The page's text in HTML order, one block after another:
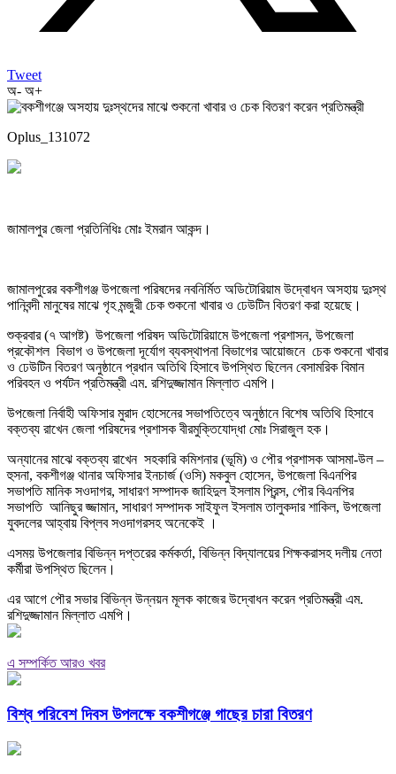
Tweet
অ- অ+
Oplus_131072
জামালপুর জেলা প্রতিনিধিঃ মোঃ ইমরান আকন্দ।
জামালপুরের বকশীগঞ্জ উপজেলা পরিষদের নবনির্মিত অডিটোরিয়াম উদ্বোধন অসহায় দুঃস্থ
পানিবন্দী মানুষের মাঝে গৃহ মন্জুরী চেক শুকনো খাবার ও ঢেউটিন বিতরণ করা হয়েছে।
শুক্রবার (৭ আগষ্ট) উপজেলা পরিষদ অডিটোরিয়ামে উপজেলা প্রশাসন, উপজেলা
প্রকৌশল বিভাগ ও উপজেলা দূর্যোগ ব্যবস্থাপনা বিভাগের আয়োজনে চেক শুকনো খাবার
ও ঢেউটিন বিতরণ অনুষ্ঠানে প্রধান অতিথি হিসাবে উপস্থিত ছিলেন বেসামরিক বিমান
পরিবহন ও পর্যটন প্রতিমন্ত্রী এম. রশিদুজ্জামান মিল্লাত এমপি।
উপজেলা নির্বাহী অফিসার মুরাদ হোসেনের সভাপতিত্বে অনুষ্ঠানে বিশেষ অতিথি হিসাবে
বক্তব্য রাখেন জেলা পরিষদের প্রশাসক বীরমুক্তিযোদ্ধা মোঃ সিরাজুল হক।
অন্যানের মাঝে বক্তব্য রাখেন সহকারি কমিশনার (ভূমি) ও পৌর প্রশাসক আসমা-উল –
হুসনা, বকশীগঞ্জ থানার অফিসার ইনচার্জ (ওসি) মকবুল হোসেন, উপজেলা বিএনপির
সভাপতি মানিক সওদাগর, সাধারণ সম্পাদক জাহিদুল ইসলাম প্রিন্স, পৌর বিএনপির
সভাপতি আনিছুর জ্জামান, সাধারণ সম্পাদক সাইফুল ইসলাম তালুকদার শাকিল, উপজেলা
যুবদলের আহ্বায় বিপ্লব সওদাগরসহ অনেকেই ।
এসময় উপজেলার বিভিন্ন দপ্তরের কর্মকর্তা, বিভিন্ন বিদ্যালয়ের শিক্ষকরাসহ দলীয় নেতা
কর্মীরা উপস্থিত ছিলেন।
এর আগে পৌর সভার বিভিন্ন উন্নয়ন মূলক কাজের উদ্বোধন করেন প্রতিমন্ত্রী এম.
রশিদুজ্জামান মিল্লাত এমপি।
এ সম্পর্কিত আরও খবর
বিশ্ব পরিবেশ দিবস উপলক্ষে বকশীগঞ্জে গাছের চারা বিতরণ